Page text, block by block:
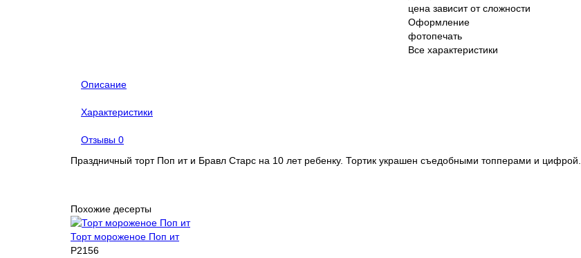
цена зависит от сложности
Оформление
фотопечать
Все характеристики
Описание
Характеристики
Отзывы 0
Праздничный торт Поп ит и Бравл Старс на 10 лет ребенку. Тортик украшен съедобными топперами и цифрой.
Похожие десерты
Торт мороженое Поп ит
P2156